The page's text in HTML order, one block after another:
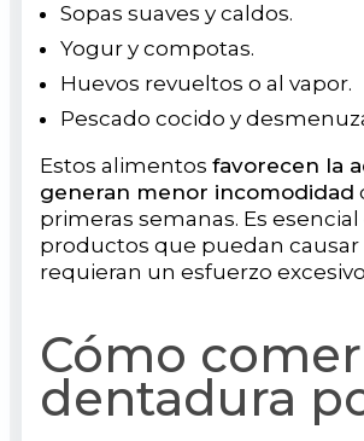
Sopas suaves y caldos.
Yogur y compotas.
Huevos revueltos o al vapor.
Pescado cocido y
Estos alimentos favorecen la
generan menor incomodidad
primeras semanas. Es
productos que puedan
requieran un esfuerzo
Cómo
dentadura